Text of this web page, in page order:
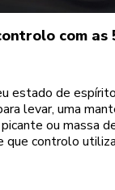
com as
estado de
levar, uma
ou massa
que controlo